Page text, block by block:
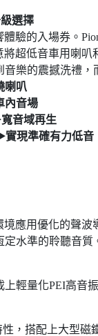
選擇
驗的入場券。
超低音車用喇
樂的震撼洗禮，
喇叭
內音場
音域再生
實現準確有力低音
應用優化的聲
水準的聆聽音質
輕量化PEI高音
，搭配上大型